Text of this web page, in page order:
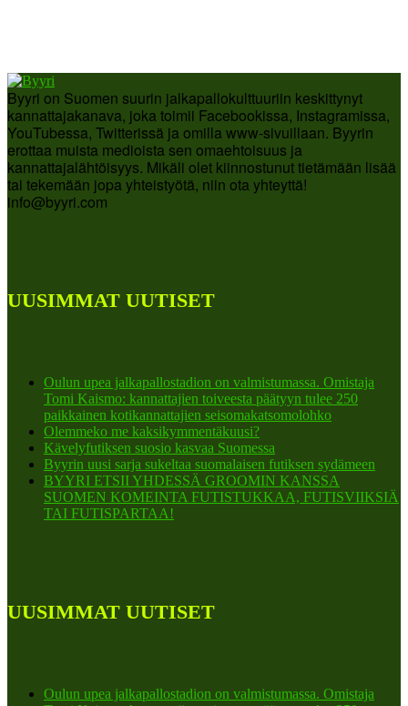
Byyri on Suomen suurin jalkapallokulttuuriin keskittynyt
kannattajakanava, joka toimii Facebookissa, Instagramissa,
YouTubessa, Twitterissä ja omilla www-sivuillaan. Byyrin
erottaa muista medioista sen omaehtoisuus ja
kannattajalähtöisyys. Mikäli olet kiinnostunut tietämään lisää
tai tekemään jopa yhteistyötä, niin ota yhteyttä!
info@byyri.com
UUSIMMAT UUTISET
Oulun upea jalkapallostadion on valmistumassa. Omistaja
Tomi Kaismo: kannattajien toiveesta päätyyn tulee 250
paikkainen kotikannattajien seisomakatsomolohko
Olemmeko me kaksikymmentäkuusi?
Kävelyfutiksen suosio kasvaa Suomessa
Byyrin uusi sarja sukeltaa suomalaisen futiksen sydämeen
BYYRI ETSII YHDESSÄ GROOMIN KANSSA
SUOMEN KOMEINTA FUTISTUKKAA, FUTISVIIKSIÄ
TAI FUTISPARTAA!
UUSIMMAT UUTISET
Oulun upea jalkapallostadion on valmistumassa. Omistaja